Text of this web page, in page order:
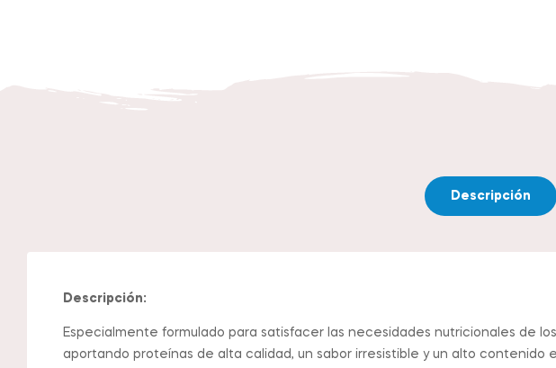
Descripción
Descripción:
Especialmente formulado para satisfacer las necesidades nutricionales de
aportando proteínas de alta calidad, un sabor irresistible y un alto